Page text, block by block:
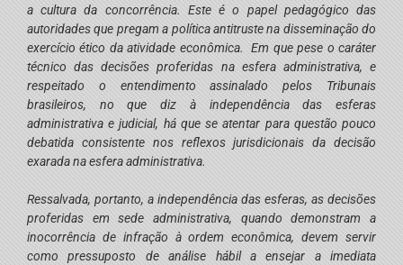
a cultura da concorrência. Este é o papel pedagógico das
autoridades que pregam a política antitruste na disseminação do
exercício ético da atividade econômica. Em que pese o caráter
técnico das decisões proferidas na esfera administrativa, e
respeitado o entendimento assinalado pelos Tribunais
brasileiros, no que diz à independência das esferas
administrativa e judicial, há que se atentar para questão pouco
debatida consistente nos reflexos jurisdicionais da decisão
exarada na esfera administrativa.
Ressalvada, portanto, a independência das esferas, as decisões
proferidas em sede administrativa, quando demonstram a
inocorrência de infração à ordem econômica, devem servir
como pressuposto de análise hábil a ensejar a imediata